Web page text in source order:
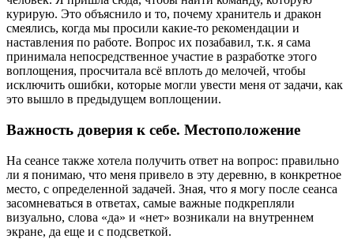
курирую. Это объяснило и то, почему хранитель и дракон
смеялись, когда мы просили какие-то рекомендации и
наставления по работе. Вопрос их позабавил, т.к. я сама
принимала непосредственное участие в разработке этого
воплощения, просчитала всё вплоть до мелочей, чтобы
исключить ошибки, которые могли увести меня от задачи, как
это вышло в предыдущем воплощении.
Важность доверия к себе. Местоположение
На сеансе также хотела получить ответ на вопрос: правильно
ли я понимаю, что меня привело в эту деревню, в конкретное
место, с определенной задачей. Зная, что я могу после сеанса
засомневаться в ответах, самые важные подкрепляли
визуально, слова «да» и «нет» возникали на внутреннем
экране, да еще и с подсветкой.